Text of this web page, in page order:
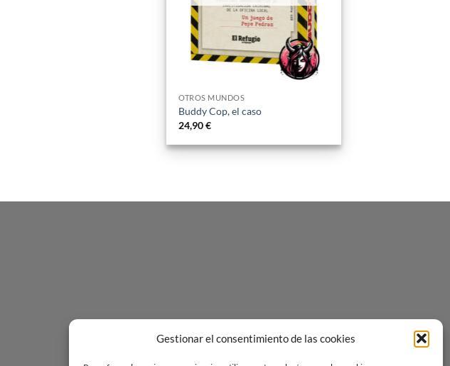
Gestionar el consentimiento de las cookies
OTROS MUNDOS
Buddy Cop, el caso
24,90€